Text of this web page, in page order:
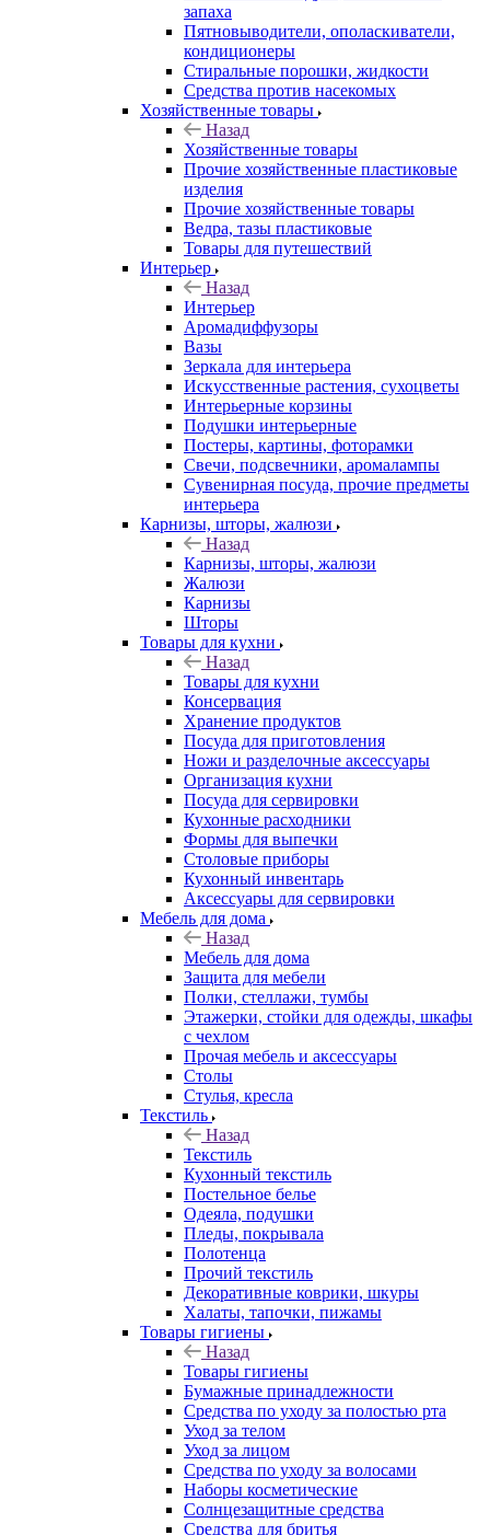
запаха
Пятновыводители, ополаскиватели,
кондиционеры
Стиральные порошки, жидкости
Средства против насекомых
Хозяйственные товары
Назад
Хозяйственные товары
Прочие хозяйственные пластиковые
изделия
Прочие хозяйственные товары
Ведра, тазы пластиковые
Товары для путешествий
Интерьер
Назад
Интерьер
Аромадиффузоры
Вазы
Зеркала для интерьера
Искусственные растения, сухоцветы
Интерьерные корзины
Подушки интерьерные
Постеры, картины, фоторамки
Свечи, подсвечники, аромалампы
Сувенирная посуда, прочие предметы
интерьера
Карнизы, шторы, жалюзи
Назад
Карнизы, шторы, жалюзи
Жалюзи
Карнизы
Шторы
Товары для кухни
Назад
Товары для кухни
Консервация
Хранение продуктов
Посуда для приготовления
Ножи и разделочные аксессуары
Организация кухни
Посуда для сервировки
Кухонные расходники
Формы для выпечки
Столовые приборы
Кухонный инвентарь
Аксессуары для сервировки
Мебель для дома
Назад
Мебель для дома
Защита для мебели
Полки, стеллажи, тумбы
Этажерки, стойки для одежды, шкафы
с чехлом
Прочая мебель и аксессуары
Столы
Стулья, кресла
Текстиль
Назад
Текстиль
Кухонный текстиль
Постельное белье
Одеяла, подушки
Пледы, покрывала
Полотенца
Прочий текстиль
Декоративные коврики, шкуры
Халаты, тапочки, пижамы
Товары гигиены
Назад
Товары гигиены
Бумажные принадлежности
Средства по уходу за полостью рта
Уход за телом
Уход за лицом
Средства по уходу за волосами
Наборы косметические
Солнцезащитные средства
Средства для бритья